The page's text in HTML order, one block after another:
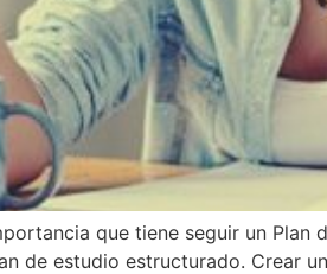
que tiene seguir un
de estudio estructurado. Crear